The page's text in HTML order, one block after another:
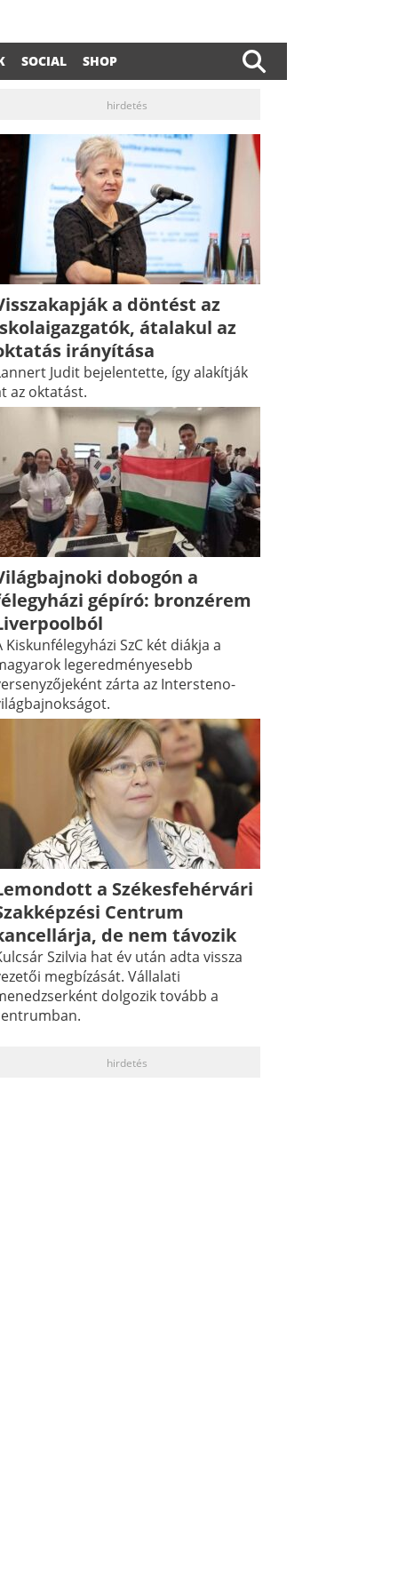
SOCIAL SHOP
hirdetés
a döntést az
átalakul az
irányítása
Judit bejelentette, így alakítják
az oktatást.
dobogón a
gépíró: bronzérem
Kiskunfélegyházi SzC két diákja a
legeredményesebb
zárta az Intersteno-
a Székesfehérvári
Centrum
de nem távozik
Szilvia hat év után adta vissza
megbízását. Vállalati
dolgozik tovább a
hirdetés